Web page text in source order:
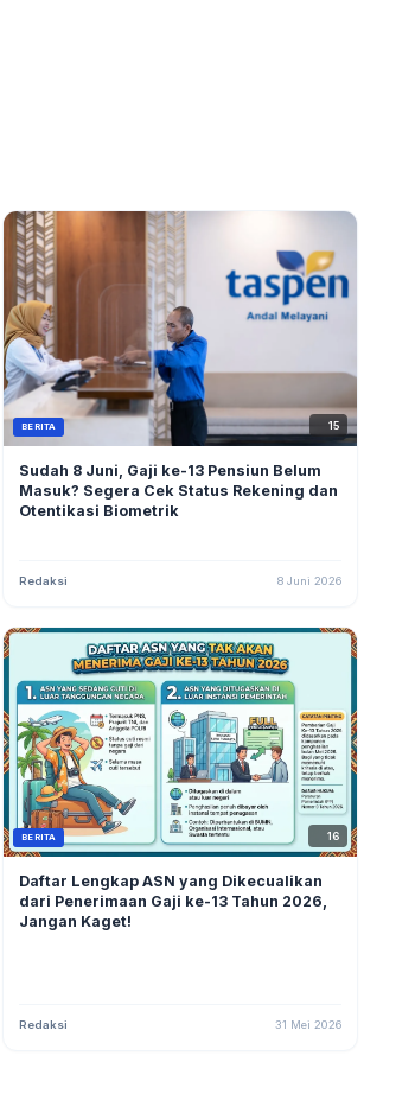
BERITA 15
Sudah 8 Juni, Gaji ke-13 Pensiun Belum
Masuk? Segera Cek Status Rekening dan
Otentikasi Biometrik
Redaksi 8 Juni 2026
BERITA 16
Daftar Lengkap ASN yang Dikecualikan
dari Penerimaan Gaji ke-13 Tahun 2026,
Jangan Kaget!
Redaksi 31 Mei 2026